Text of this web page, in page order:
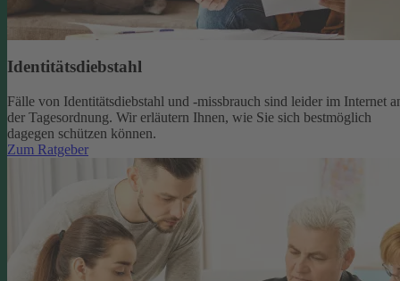
Identitätsdiebstahl
Fälle von Identitätsdiebstahl und -missbrauch sind leider im Internet
der Tagesordnung. Wir erläutern Ihnen, wie Sie sich bestmöglich
dagegen schützen können.
Zum Ratgeber